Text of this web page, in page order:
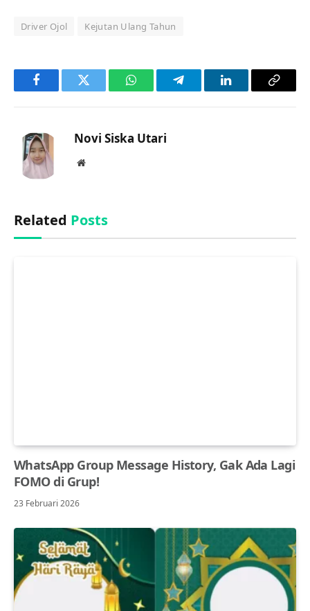
Driver Ojol Kejutan Ulang Tahun
FacebookTwitter WhatsAppTelegramLinkedInCopy
Novi Siska Utari
Website
Related Posts
WhatsApp Group Message History, Gak Ada Lagi
FOMO di Grup!
23 Februari 2026